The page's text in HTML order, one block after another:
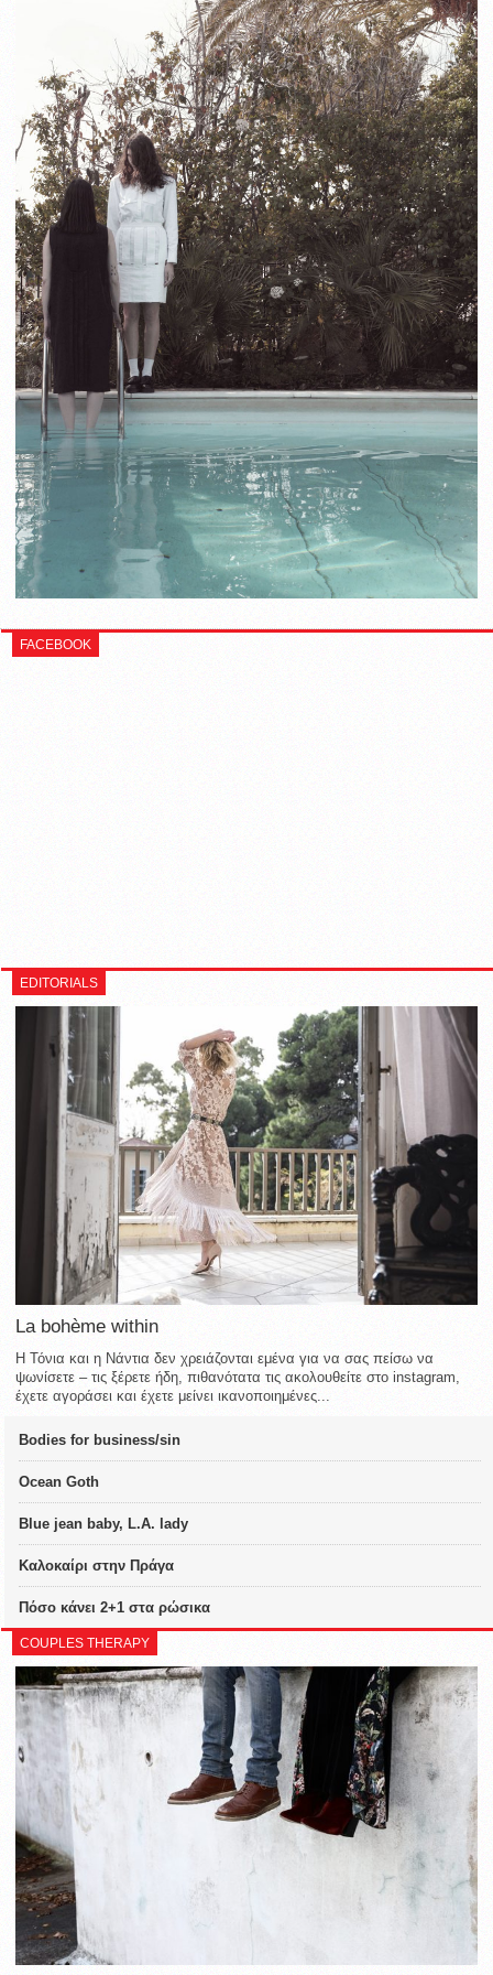
FACEBOOK
EDITORIALS
La bohème within
Η Τόνια και η Νάντια δεν χρειάζονται εμένα για να σας πείσω να
ψωνίσετε – τις ξέρετε ήδη, πιθανότατα τις ακολουθείτε στο instagram,
έχετε αγοράσει και έχετε μείνει ικανοποιημένες...
Bodies for business/sin
Ocean Goth
Blue jean baby, L.A. lady
Καλοκαίρι στην Πράγα
Πόσο κάνει 2+1 στα ρώσικα
COUPLES THERAPY